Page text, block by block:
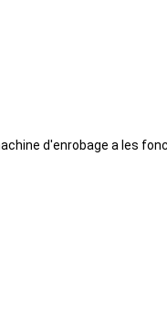
d'enrobage a les